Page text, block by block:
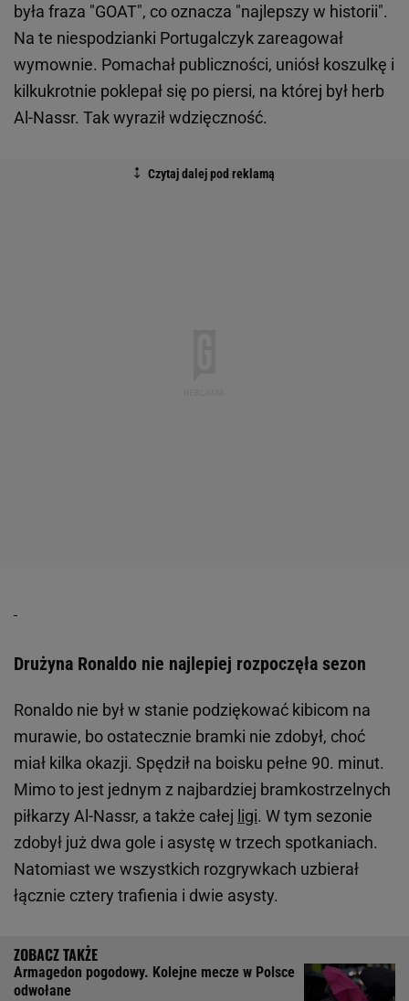
była fraza "GOAT", co oznacza "najlepszy w historii".
Na te niespodzianki Portugalczyk zareagował
wymownie. Pomachał publiczności, uniósł koszulkę i
kilkukrotnie poklepał się po piersi, na której był herb
Al-Nassr. Tak wyraził wdzięczność.
Drużyna Ronaldo nie najlepiej rozpoczęła sezon
Ronaldo nie był w stanie podziękować kibicom na
murawie, bo ostatecznie bramki nie zdobył, choć
miał kilka okazji. Spędził na boisku pełne 90. minut.
Mimo to jest jednym z najbardziej bramkostrzelnych
piłkarzy Al-Nassr, a także całej ligi. W tym sezonie
zdobył już dwa gole i asystę w trzech spotkaniach.
Natomiast we wszystkich rozgrywkach uzbierał
łącznie cztery trafienia i dwie asysty.
Armagedon pogodowy. Kolejne mecze w Polsce
odwołane